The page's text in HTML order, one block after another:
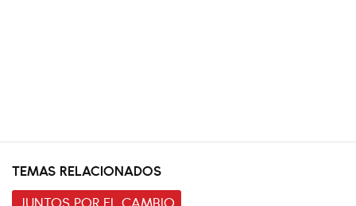
TEMAS RELACIONADOS
JUNTOS POR EL CAMBIO